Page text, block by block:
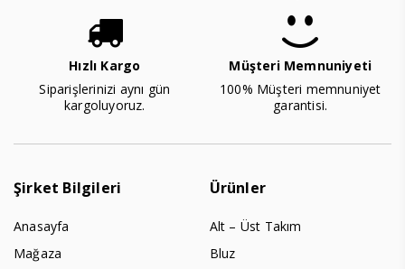
Hızlı Kargo
Siparişlerinizi aynı gün
kargoluyoruz.
Müşteri Memnuniyeti
100% Müşteri memnuniyet
garantisi.
Şirket Bilgileri
Anasayfa
Mağaza
Ürünler
Alt – Üst Takım
Bluz